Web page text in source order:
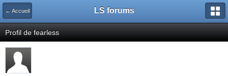
← Accueil LS forums
Profil de fearless